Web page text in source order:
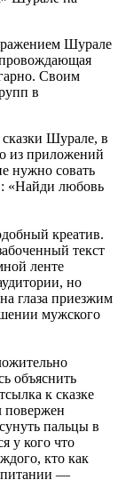
Шурале
Своим
в
сказки Шурале, в
из приложений
нужно совать
«Найди любовь
креатив.
текст
ленте
но
глаза приезжим
мужского
объяснить
к сказке
повержен
пальцы в
у кого что
кто как
—